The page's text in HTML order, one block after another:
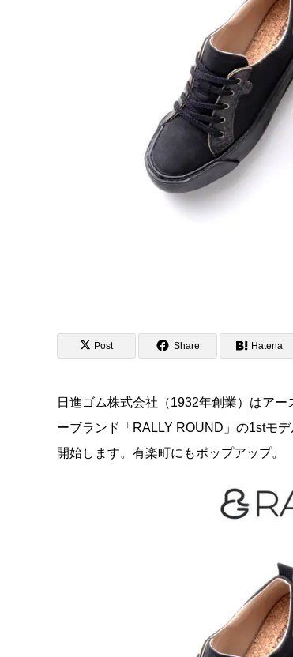
Post Share Hatena
日進ゴム株式会社（1932年創業）はア
ーブランド「RALLY ROUND」の1stモ
開始します。有楽町にもポップアップ。